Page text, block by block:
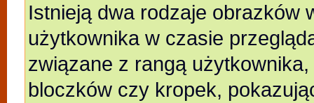
Istnieją dwa rodzaje obrazków
użytkownika w czasie
związane z rangą
bloczków czy kropek,